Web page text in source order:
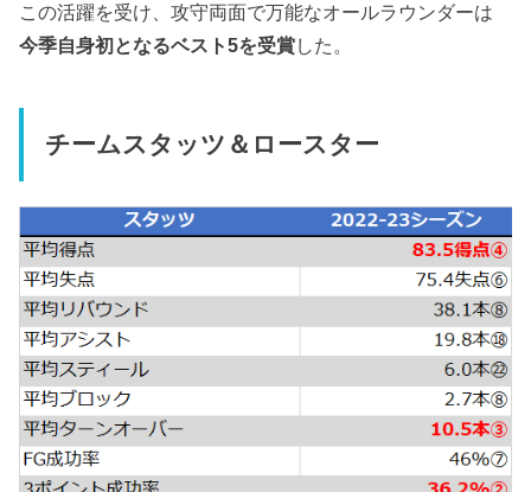
この活躍を受け、攻守両面で万能なオールラウンダーは
今季自身初となるベスト5を受賞した。
チームスタッツ＆ロースター